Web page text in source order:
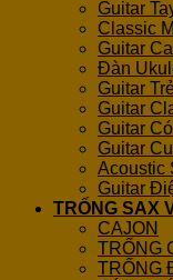
Guitar
Classic
Guitar
Đàn
Guitar
Guitar
Guitar
Guitar
Acoustic
Guitar
TRỐNG SAX
CAJON
TRỐNG
TRỐNG